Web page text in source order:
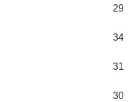
29
34
31
30